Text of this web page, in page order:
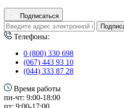
Подписаться
Телефоны:
0 (800) 330 698
(067) 443 93 10
(044) 333 87 28
Время работы
пн-чт: 9:00-18:00
пт: 9:00-17:00